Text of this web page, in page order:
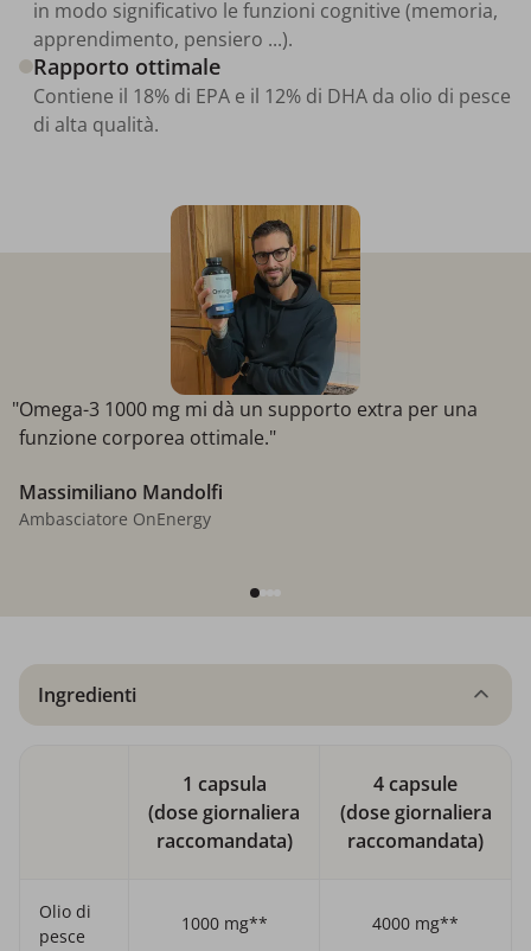
in modo significativo le funzioni cognitive (memoria,
apprendimento, pensiero ...).
Rapporto ottimale
Contiene il 18% di EPA e il 12% di DHA da olio di pesce
di alta qualità.
"Omega-3 1000 mg mi dà un supporto extra per una
funzione corporea ottimale."
Massimiliano Mandolfi
Ambasciatore OnEnergy
Ingredienti
1 capsula
(dose giornaliera
raccomandata)
4 capsule
(dose giornaliera
raccomandata)
Olio di
pesce
1000 mg** 4000 mg**